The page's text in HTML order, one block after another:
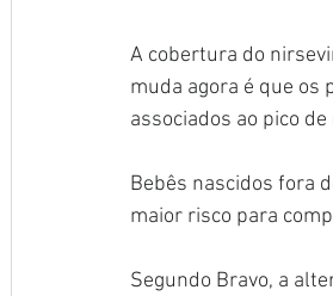
A cobertura do
muda agora é que os
associados ao pico
Bebês nascidos fora
maior risco para
Segundo Bravo, a